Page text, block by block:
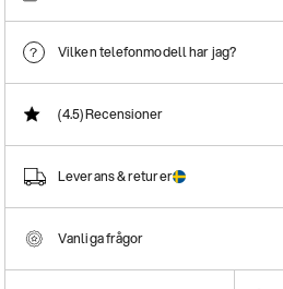
Vilken telefonmodell har jag?
(4.5)Recensioner
Leverans & returer
Vanliga frågor